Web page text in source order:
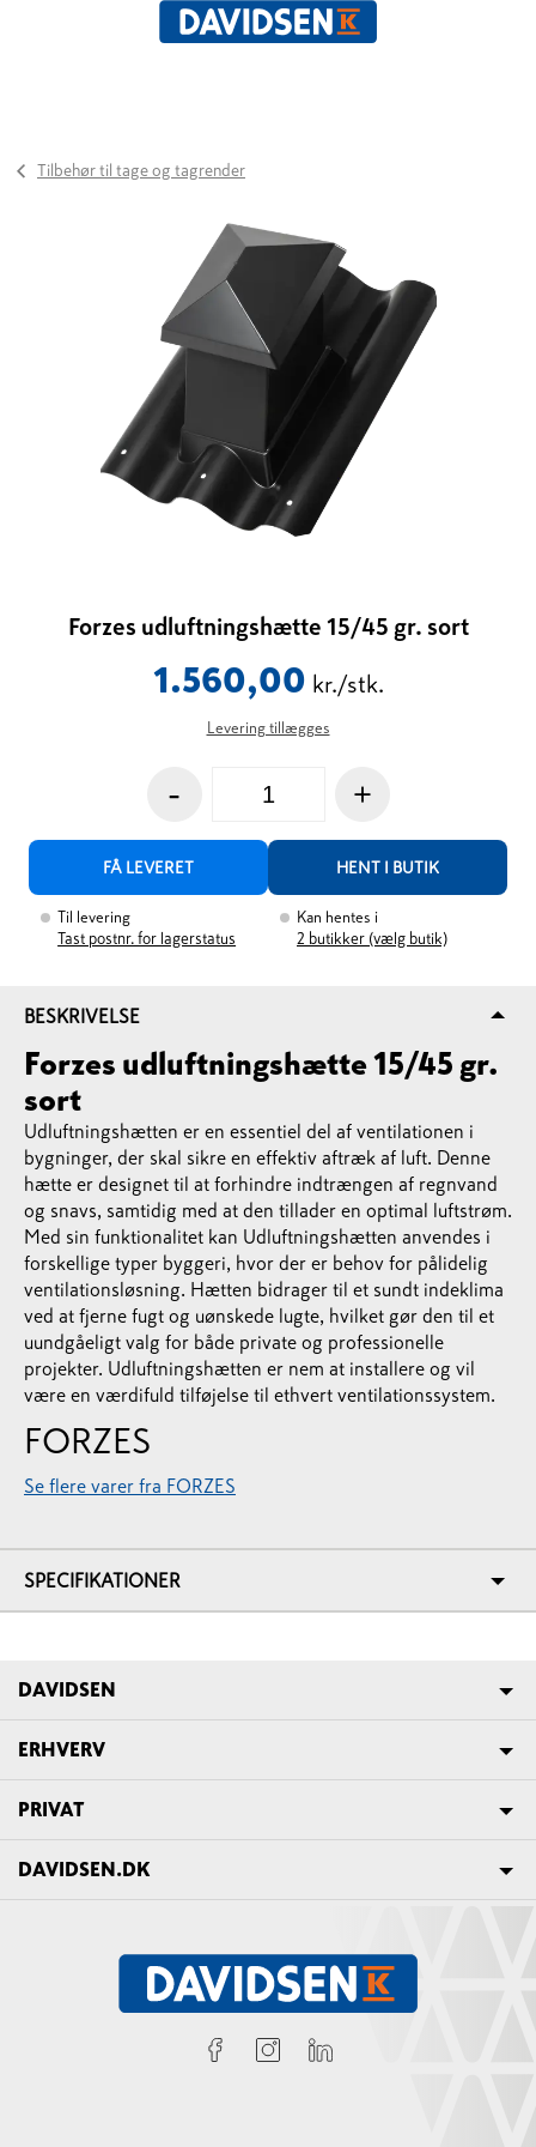
Tilbehør til tage og tagrender
Forzes udluftningshætte 15/45 gr. sort
1.560,00 kr./stk.
Levering tillægges
- +
FÅ LEVERET HENT I BUTIK
Til levering
Tast postnr. for lagerstatus
Kan hentes i
2 butikker (vælg butik)
BESKRIVELSE
Forzes udluftningshætte 15/45 gr.
sort
Udluftningshætten er en essentiel del af ventilationen i
bygninger, der skal sikre en effektiv aftræk af luft. Denne
hætte er designet til at forhindre indtrængen af regnvand
og snavs, samtidig med at den tillader en optimal luftstrøm.
Med sin funktionalitet kan Udluftningshætten anvendes i
forskellige typer byggeri, hvor der er behov for pålidelig
ventilationsløsning. Hætten bidrager til et sundt indeklima
ved at fjerne fugt og uønskede lugte, hvilket gør den til et
uundgåeligt valg for både private og professionelle
projekter. Udluftningshætten er nem at installere og vil
være en værdifuld tilføjelse til ethvert ventilationssystem.
FORZES
Se flere varer fra FORZES
SPECIFIKATIONER
DAVIDSEN
ERHVERV
PRIVAT
DAVIDSEN.DK